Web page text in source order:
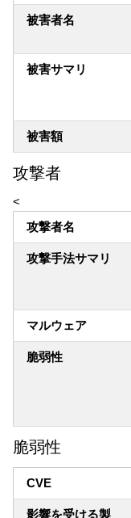
被害者名
被害サマリ
被害額
攻撃者
<
攻撃者名
攻撃手法サマリ
マルウェア
脆弱性
脆弱性
CVE
影響を受ける製